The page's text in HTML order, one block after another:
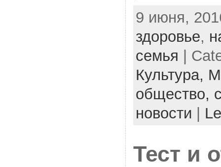
9 июня,
здоровье,
семья |
Культура,
общество,
новости
Тест и